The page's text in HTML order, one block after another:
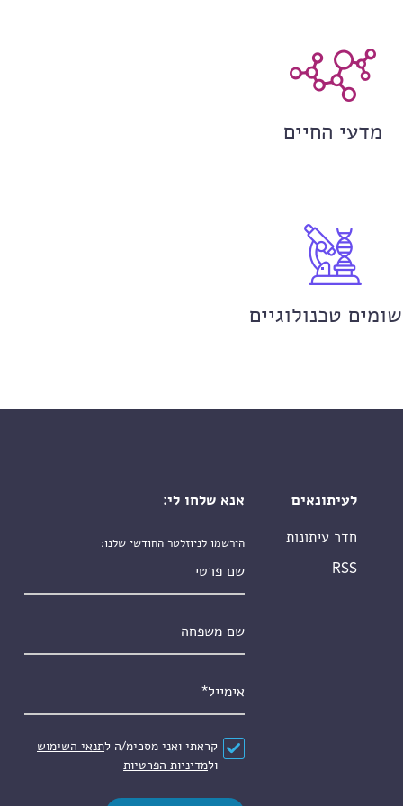
מדעי החיים
טכנולוגיים
לעיתונאים
חדר עיתונות
RSS
אנא שלחו לי:
הירשמו לניוזלטר החודשי שלנו:
הסכם*
קראתי ואני מסכימ/ה לתנאי השימוש
ולמדיניות הפרטיות